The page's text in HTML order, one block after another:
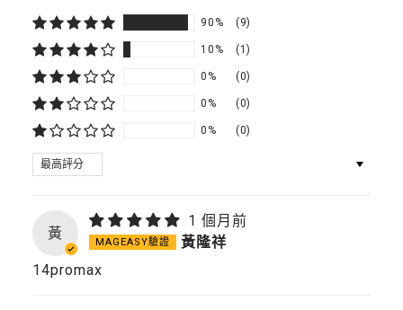
90% (9)
10% (1)
0% (0)
0% (0)
0% (0)
SORT BY
黃
1 個月前
黃隆祥
14promax